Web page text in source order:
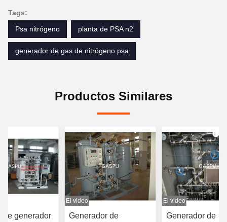
Tags:
Psa nitrógeno
planta de PSA n2
generador de gas de nitrógeno psa
Productos Similares
de generador
El video
Generador de
El video
Generador de